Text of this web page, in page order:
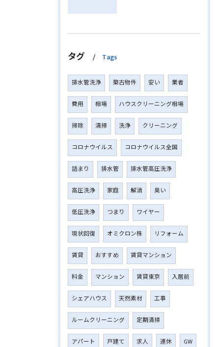
タグ Tags
排水管洗浄 築古物件 安い 業者
費用 相場 ハウスクリーニング相場
掃除 清掃 洗浄 クリーニング
コロナウイルス コロナウイルス全国
詰まり 排水管 排水管高圧洗浄
高圧洗浄 家庭 解消 臭い
低圧洗浄 つまり ワイヤー
現状回復 オミクロン株 リフォーム
賃貸 おすすめ 賃貸マンション
料金 マンション 賃貸東京 入居前
シェアハウス 天然素材 工事
ルームクリーニング 定期清掃
アパート 戸建て 求人 連休 GW